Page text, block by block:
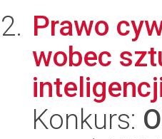
Prawo
wobec
Konkurs: